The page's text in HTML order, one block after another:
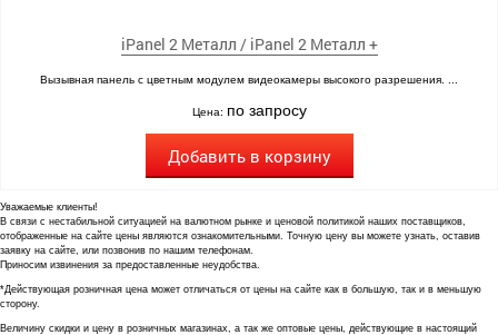
iPanel 2 Металл / iPanel 2 Металл +
Вызывная панель с цветным модулем видеокамеры высокого разрешения. ...
Цена: по запросу
Добавить в корзину
Уважаемые клиенты!
В связи с нестабильной ситуацией на валютном рынке и ценовой политикой наших поставщиков,
отображенные на сайте цены являются ознакомительными. Точную цену вы можете узнать, оставив
заявку на сайте, или позвонив по нашим телефонам.
Приносим извинения за предоставленные неудобства.
*Действующая розничная цена может отличаться от цены на сайте как в большую, так и в меньшую
сторону.
Величину скидки и цену в розничных магазинах, а так же оптовые цены, действующие в настоящий